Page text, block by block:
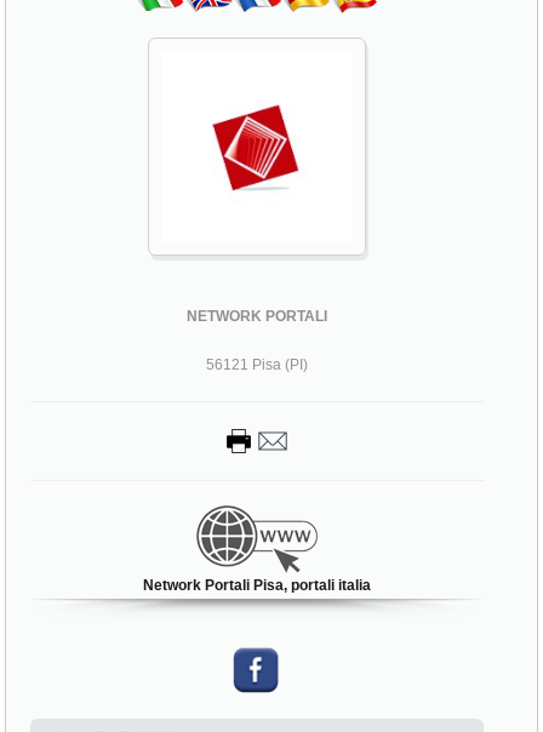
NETWORK PORTALI
56121 Pisa (PI)
Network Portali Pisa, portali italia